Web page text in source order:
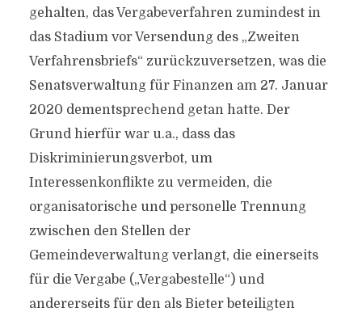
gehalten, das Vergabeverfahren zumindest in
das Stadium vor Versendung des „Zweiten
Verfahrensbriefs“ zurückzuversetzen, was die
Senatsverwaltung für Finanzen am 27. Januar
2020 dementsprechend getan hatte. Der
Grund hierfür war u.a., dass das
Diskriminierungsverbot, um
Interessenkonflikte zu vermeiden, die
organisatorische und personelle Trennung
zwischen den Stellen der
Gemeindeverwaltung verlangt, die einerseits
für die Vergabe („Vergabestelle“) und
andererseits für den als Bieter beteiligten